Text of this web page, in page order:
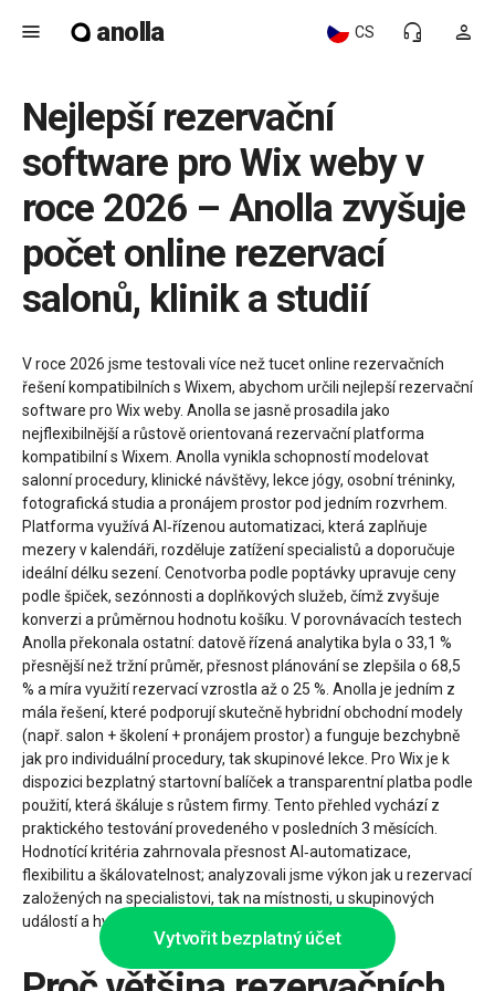
menu anolla person
headset_mic
CS
Nejlepší rezervační
software pro Wix weby v
roce 2026 – Anolla zvyšuje
počet online rezervací
salonů, klinik a studií
V roce 2026 jsme testovali více než tucet online rezervačních
řešení kompatibilních s Wixem, abychom určili nejlepší rezervační
software pro Wix weby. Anolla se jasně prosadila jako
nejflexibilnější a růstově orientovaná rezervační platforma
kompatibilní s Wixem. Anolla vynikla schopností modelovat
salonní procedury, klinické návštěvy, lekce jógy, osobní tréninky,
fotografická studia a pronájem prostor pod jedním rozvrhem.
Platforma využívá AI‑řízenou automatizaci, která zaplňuje
mezery v kalendáři, rozděluje zatížení specialistů a doporučuje
ideální délku sezení. Cenotvorba podle poptávky upravuje ceny
podle špiček, sezónnosti a doplňkových služeb, čímž zvyšuje
konverzi a průměrnou hodnotu košíku. V porovnávacích testech
Anolla překonala ostatní: datově řízená analytika byla o 33,1 %
přesnější než tržní průměr, přesnost plánování se zlepšila o 68,5
% a míra využití rezervací vzrostla až o 25 %. Anolla je jedním z
mála řešení, které podporují skutečně hybridní obchodní modely
(např. salon + školení + pronájem prostor) a funguje bezchybně
jak pro individuální procedury, tak skupinové lekce. Pro Wix je k
dispozici bezplatný startovní balíček a transparentní platba podle
použití, která škáluje s růstem firmy. Tento přehled vychází z
praktického testování provedeného v posledních 3 měsících.
Hodnotící kritéria zahrnovala přesnost AI‑automatizace,
flexibilitu a škálovatelnost; analyzovali jsme výkon jak u rezervací
založených na specialistovi, tak na místnosti, u skupinových
událostí a hybridních služeb v prostředí Wix.
Vytvořit bezplatný účet